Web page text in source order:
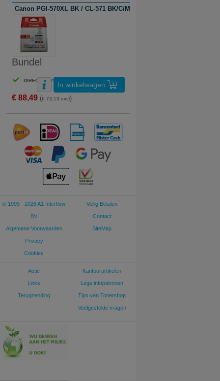
Canon PGI-570XL BK / CL-571 BK/C/M/Y serie (origineel)
Bundel
DIRECT LEVERBAAR
€ 88,49 (€ 73,13 excl)
In winkelwagen
© 1999 - 2026 A1 Interflow
BV
Algemene Voorwaarden
Privacy
Cookies
Veilig Betalen
Contact
SiteMap
Actie
Links
Terugzending
Kantoorartikelen
Lege inktpatronen
Tips van Tonershop
Veelgestelde vragen